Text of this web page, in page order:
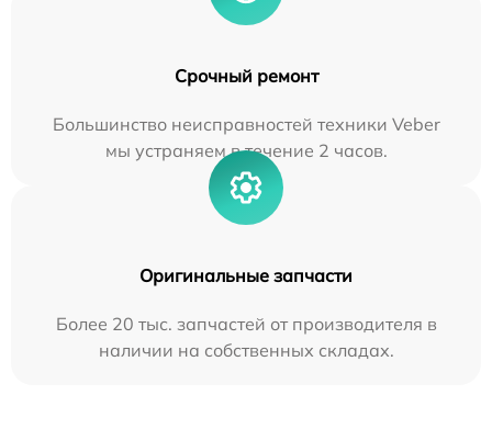
Срочный ремонт
Большинство неисправностей техники Veber
мы устраняем в течение 2 часов.
Оригинальные запчасти
Более 20 тыс. запчастей от производителя в
наличии на собственных складах.